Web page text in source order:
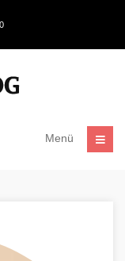
Menü